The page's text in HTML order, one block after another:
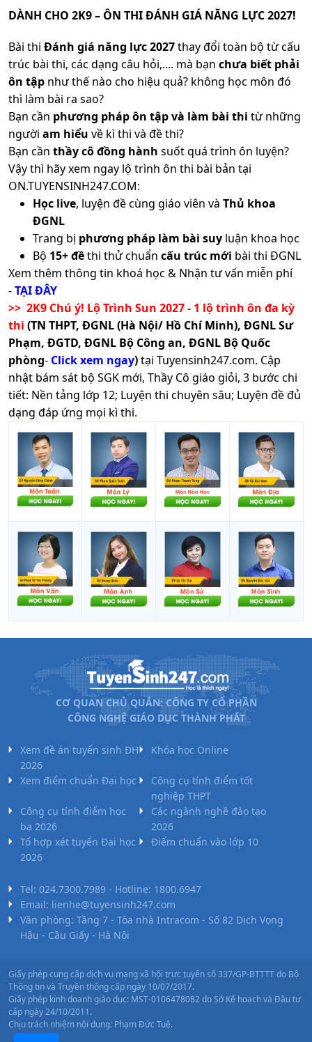
DÀNH CHO 2K9 – ÔN THI ĐÁNH GIÁ NĂNG LỰC 2027!
Bài thi Đánh giá năng lực 2027thay đổi toàn bộ từ cấu
trúc bài thi, các dạng câu hỏi,.... mà bạn chưa biết phải
ôn tập như thế nào cho hiệu quả? không học môn đó
thì làm bài ra sao?
Bạn cần phương pháp ôn tập và làm bài thi từ những
người am hiểu về kì thi và đề thi?
Bạn cần thầy cô đồng hành suốt quá trình ôn luyện?
Vậy thì hãy xem ngay lộ trình ôn thi bài bản tại
ON.TUYENSINH247.COM:
Học live, luyện đề cùng giáo viên và Thủ khoa
ĐGNL
Trang bị phương pháp làm bài suy luận khoa học
Bộ 15+ đềthi thử chuẩn cấu trúc mới bài thi ĐGNL
Xem thêm thông tin khoá học & Nhận tư vấn miễn phí
-TẠI ĐÂY
>> 2K9 Chú ý! Lộ Trình Sun 2027 - 1 lộ trình ôn đa kỳ
thi (TN THPT, ĐGNL (Hà Nội/ Hồ Chí Minh), ĐGNL Sư
Phạm, ĐGTD, ĐGNL Bộ Công an, ĐGNL Bộ Quốc
phòng- Click xem ngay)tại Tuyensinh247.com. Cập
nhật bám sát bộ SGK mới, Thầy Cô giáo giỏi, 3 bước chi
tiết: Nền tảng lớp 12; Luyện thi chuyên sâu; Luyện đề đủ
dạng đáp ứng mọi kì thi.
CƠ QUAN CHỦ QUẢN: CÔNG TY CỔ PHẦN
CÔNG NGHỆ GIÁO DỤC THÀNH PHÁT
Xem đề án tuyển sinh ĐH
2026
Khóa học Online
Xem điểm chuẩn Đại học
Công cụ tính điểm tốt
nghiệp THPT
Công cụ tính điểm học
bạ 2026
Các ngành nghề đào tạo
2026
Tổ hợp xét tuyển Đại học
2026
Điểm chuẩn vào lớp 10
Tel: 024.7300.7989 - Hotline: 1800.6947
Email: lienhe@tuyensinh247.com
Văn phòng: Tầng 7 - Tòa nhà Intracom - Số 82 Dịch Vọng
Hậu - Cầu Giấy - Hà Nội
Giấy phép cung cấp dịch vụ mạng xã hội trực tuyến số 337/GP-BTTTT do Bộ
Thông tin và Truyền thông cấp ngày 10/07/2017.
Giấy phép kinh doanh giáo dục: MST-0106478082 do Sở Kế hoạch và Đầu tư
cấp ngày 24/10/2011.
Chịu trách nhiệm nội dung: Phạm Đức Tuệ.